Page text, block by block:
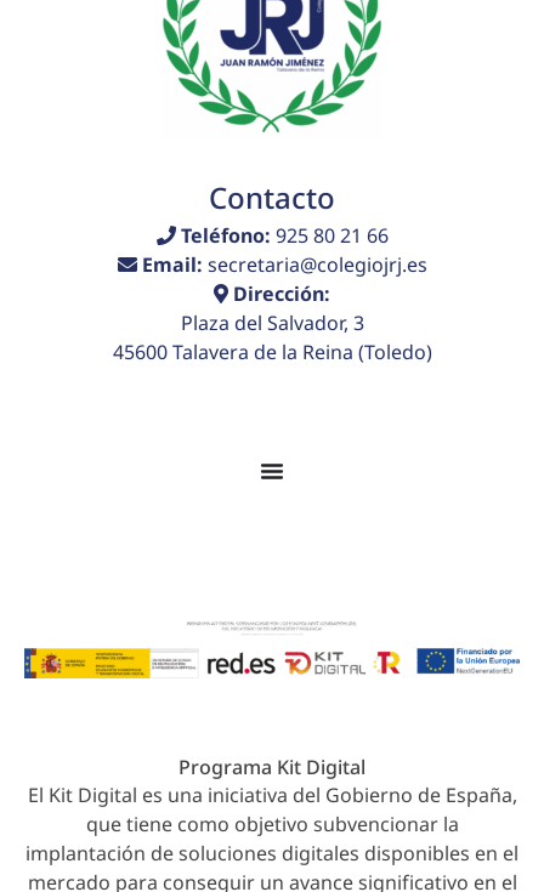
Contacto
Teléfono: 925 80 21 66
Email: secretaria@colegiojrj.es
Dirección:
Plaza del Salvador, 3
45600 Talavera de la Reina (Toledo)
Programa Kit Digital
El Kit Digital es una iniciativa del Gobierno de España,
que tiene como objetivo subvencionar la
implantación de soluciones digitales disponibles en el
mercado para conseguir un avance significativo en el